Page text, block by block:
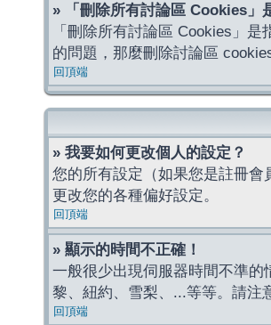
» 「刪除所有討論區 Cookies」
「刪除所有討論區 Cookies」
的問題，那麼刪除討論區
回頂端
» 我要如何更改個人的設定？
您的所有設定（如果您是註冊
更改您的各種偏好設定。
回頂端
» 顯示的時間不正確！
一般很少出現伺服器時間不準
黎、紐約、雪梨、...等等。請注
回頂端